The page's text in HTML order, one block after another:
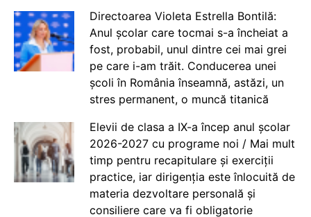
Directoarea Violeta Estrella Bontilă:
Anul școlar care tocmai s-a încheiat a
fost, probabil, unul dintre cei mai grei
pe care i-am trăit. Conducerea unei
școli în România înseamnă, astăzi, un
stres permanent, o muncă titanică
Elevii de clasa a IX-a încep anul școlar
2026-2027 cu programe noi / Mai mult
timp pentru recapitulare și exerciții
practice, iar dirigenția este înlocuită de
materia dezvoltare personală și
consiliere care va fi obligatorie